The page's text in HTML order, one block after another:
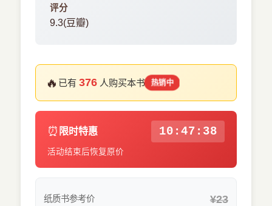
评分
9.3(豆瓣)
🔥 已有376 人购买本书 热销中
⏰ 限时特惠 10:47:37
活动结束后恢复原价
纸质书参考价 ¥23